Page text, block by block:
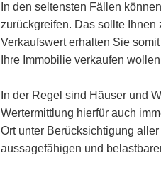
In den seltensten Fällen
zurückgreifen. Das sollte
Verkaufswert erhalten Sie
Ihre Immobilie verkaufen
In der Regel sind Häuser und
Wertermittlung hierfür auch
Ort unter Berücksichtigung
aussagefähigen und